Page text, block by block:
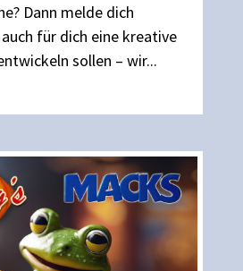
Dann melde dich
für dich eine kreative
sollen – wir...